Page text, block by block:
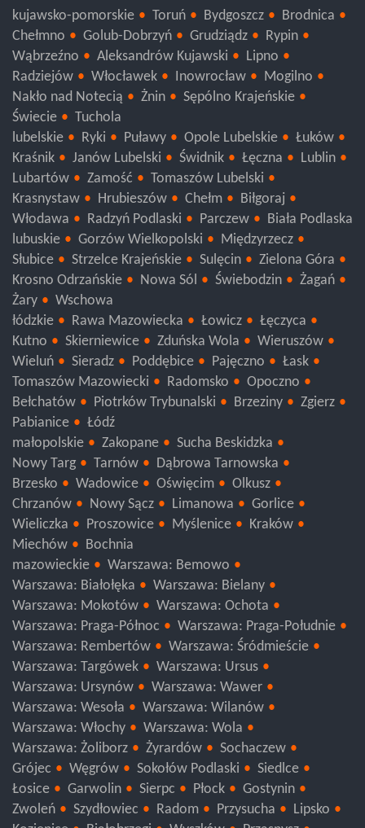
kujawsko-pomorskie
Toruń Bydgoszcz
Brodnica
Chełmno
Golub-Dobrzyń Grudziądz
Rypin
Wąbrzeźno
Aleksandrów Kujawski
Lipno
Radziejów
Włocławek Inowrocław
Mogilno
Nakło nad Notecią
Żnin
Sępólno Krajeńskie
Świecie
Tuchola
lubelskie
Ryki Puławy Opole Lubelskie
Łuków
Kraśnik
Janów Lubelski Świdnik Łęczna
Lublin
Lubartów
Zamość
Tomaszów Lubelski
Krasnystaw
Hrubieszów Chełm
Biłgoraj
Włodawa
Radzyń Podlaski Parczew
Biała Podlaska
lubuskie
Gorzów Wielkopolski
Międzyrzecz
Słubice
Strzelce Krajeńskie Sulęcin
Zielona Góra
Krosno Odrzańskie
Nowa Sól Świebodzin
Żagań
Żary
Wschowa
łódzkie
Rawa Mazowiecka Łowicz
Łęczyca
Kutno
Skierniewice Zduńska Wola
Wieruszów
Wieluń
Sieradz Poddębice Pajęczno
Łask
Tomaszów Mazowiecki
Radomsko
Opoczno
Bełchatów
Piotrków Trybunalski Brzeziny
Zgierz
Pabianice
Łódź
małopolskie
Zakopane
Sucha Beskidzka
Nowy Targ
Tarnów
Dąbrowa Tarnowska
Brzesko
Wadowice Oświęcim
Olkusz
Chrzanów
Nowy Sącz Limanowa
Gorlice
Wieliczka
Proszowice Myślenice
Kraków
Miechów
Bochnia
mazowieckie
Warszawa: Bemowo
Warszawa: Białołęka
Warszawa: Bielany
Warszawa: Mokotów
Warszawa: Ochota
Warszawa: Praga-Północ
Warszawa: Praga-Południe
Warszawa: Rembertów
Warszawa: Śródmieście
Warszawa: Targówek
Warszawa: Ursus
Warszawa: Ursynów
Warszawa: Wawer
Warszawa: Wesoła
Warszawa: Wilanów
Warszawa: Włochy
Warszawa: Wola
Warszawa: Żoliborz
Żyrardów
Sochaczew
Grójec
Węgrów Sokołów Podlaski
Siedlce
Łosice
Garwolin Sierpc Płock
Gostynin
Zwoleń
Szydłowiec Radom Przysucha
Lipsko